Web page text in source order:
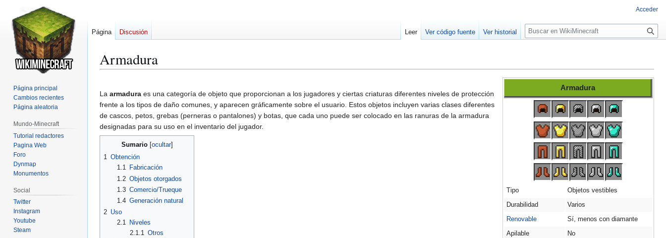
Armadura
a
la
navegación
a
la
búsqueda
Armadura
Tipo Objetos vestibles
Durabilidad Varios
Renovable Sí, menos con diamante
Apilable No
La armadura es una categoría de objeto que proporcionan a los jugadores y ciertas criaturas diferentes niveles de protección
frente a los tipos de daño comunes, y aparecen gráficamente sobre el usuario. Estos objetos incluyen varias clases diferentes
de cascos, petos, grebas (perneras o pantalones) y botas, que cada uno puede ser colocado en las ranuras de la armadura
designadas para su uso en el inventario del jugador.
Sumario
1 Obtención
1.1
Fabricación
1.2 Objetos otorgados
1.3 Comercio/Trueque
1.4 Generación natural
2 Uso
2.1
Niveles
2.1.1
Otros
Acceder
Página Discusión Leer Ver código fuente Ver historial
B
u
a
Página principal
Cambios recientes
Página aleatoria
Mundo-Minecraft
Tutorial redactores
Pagina Web
Foro
Dynmap
Monumentos
Social
Twitter
Instagram
Youtube
Steam